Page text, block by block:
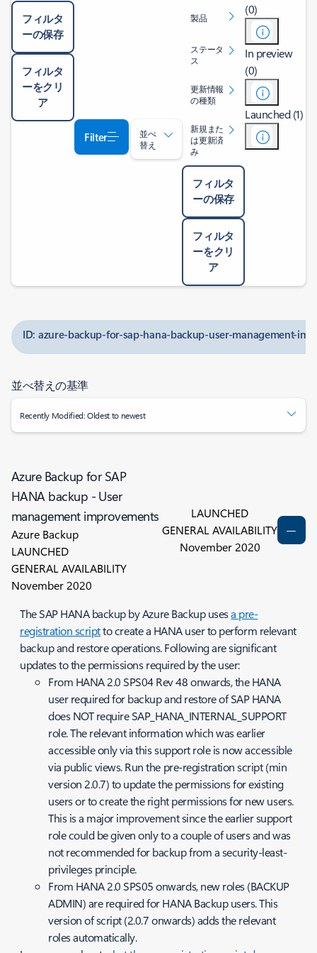
フィルタ
ーの保存
フィルタ
ーをクリ
ア
Filter
並べ
替え
製品
ステータ
ス
更新情報
の種類
新規また
は更新済
み
フィルタ
ーの保存
フィルタ
ーをクリ
ア
(0)
In preview
(0)
Launched (1)
ID: azure-backup-for-sap-hana-backup-user-management-
並べ替えの基準
Recently Modified: Oldest to newest
Azure Backup for SAP
HANA backup - User
management improvements
Azure Backup
LAUNCHED
GENERAL AVAILABILITY
November 2020
LAUNCHED
GENERAL AVAILABILITY
November 2020
The SAP HANA backup by Azure Backup usesa pre-
registration scriptto create a HANA user to perform relevant
backup and restore operations. Following are significant
updates to the permissions required by the user:
From HANA 2.0 SPS04 Rev 48 onwards, the HANA
user required for backup and restore of SAP HANA
does NOT require SAP_HANA_INTERNAL_SUPPORT
role. The relevant information which was earlier
accessible only via this support role is now accessible
via public views. Run the pre-registration script (min
version 2.0.7) to update the permissions for existing
users or to create the right permissions for new users.
This is a major improvement since the earlier support
role could be given only to a couple of users and was
not recommended for backup from a security-least-
privileges principle.
From HANA 2.0 SPS05 onwards, new roles (BACKUP
ADMIN) are required for HANA Backup users. This
version of script (2.0.7 onwards) adds the relevant
roles automatically.